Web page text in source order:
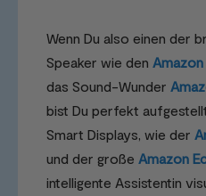
Wenn Du also einen der
Speaker wie den
das Sound-Wunder
bist Du perfekt
Smart Displays, wie der
und der große Amazon
intelligente Assistentin